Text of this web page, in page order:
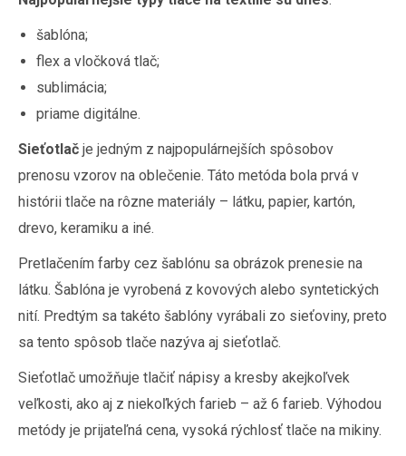
šablóna;
flex a vločková tlač;
sublimácia;
priame digitálne.
Sieťotlač je jedným z najpopulárnejších spôsobov
prenosu vzorov na oblečenie. Táto metóda bola prvá v
histórii tlače na rôzne materiály – látku, papier, kartón,
drevo, keramiku a iné.
Pretlačením farby cez šablónu sa obrázok prenesie na
látku. Šablóna je vyrobená z kovových alebo syntetických
nití. Predtým sa takéto šablóny vyrábali zo sieťoviny, preto
sa tento spôsob tlače nazýva aj sieťotlač.
Sieťotlač umožňuje tlačiť nápisy a kresby akejkoľvek
veľkosti, ako aj z niekoľkých farieb – až 6 farieb. Výhodou
metódy je prijateľná cena, vysoká rýchlosť tlače na mikiny.